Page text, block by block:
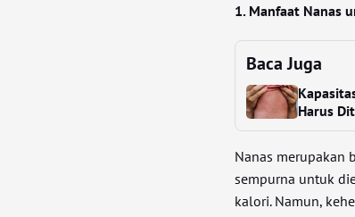
1. Manfaat Nanas
Baca Juga
Harus
Nanas merupakan
sempurna untuk
kalori. Namun,